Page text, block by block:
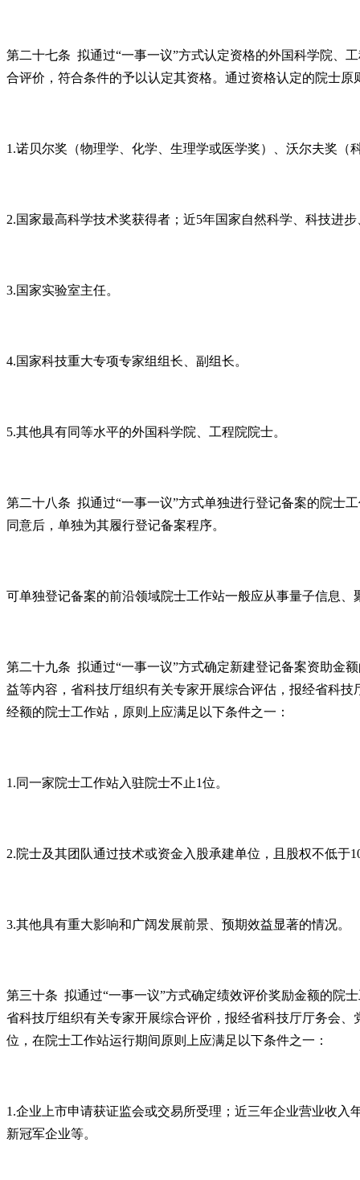
第二十七条 拟通过“一事一议”方式认定资格的外国科学院、
合评价，符合条件的予以认定其资格。通过资格认定的院士原
1.诺贝尔奖（物理学、化学、生理学或医学奖）、沃尔夫奖
2.国家最高科学技术奖获得者；近5年国家自然科学、科技进
3.国家实验室主任。
4.国家科技重大专项专家组组长、副组长。
5.其他具有同等水平的外国科学院、工程院院士。
第二十八条 拟通过“一事一议”方式单独进行登记备案的院士
同意后，单独为其履行登记备案程序。
可单独登记备案的前沿领域院士工作站一般应从事量子信息
第二十九条 拟通过“一事一议”方式确定新建登记备案资助金
益等内容，省科技厅组织有关专家开展综合评估，报经省科
经额的院士工作站，原则上应满足以下条件之一：
1.同一家院士工作站入驻院士不止1位。
2.院士及其团队通过技术或资金入股承建单位，且股权不低于
3.其他具有重大影响和广阔发展前景、预期效益显著的情况。
第三十条 拟通过“一事一议”方式确定绩效评价奖励金额的院
省科技厅组织有关专家开展综合评价，报经省科技厅厅务会
位，在院士工作站运行期间原则上应满足以下条件之一：
1.企业上市申请获证监会或交易所受理；近三年企业营业收入
新冠军企业等。